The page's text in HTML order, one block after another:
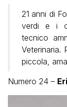
21 anni di
verdi e i
tecnico
Veterinaria.
piccola,
Numero 24 –